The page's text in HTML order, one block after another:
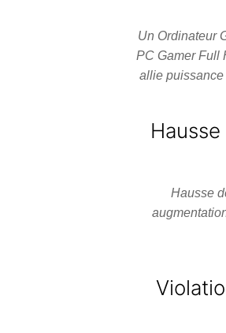
Un Ordinateur
PC Gamer Full
allie
Hausse